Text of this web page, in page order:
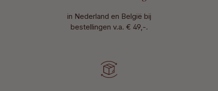
in Nederland en België bij
bestellingen v.a. € 49,-.